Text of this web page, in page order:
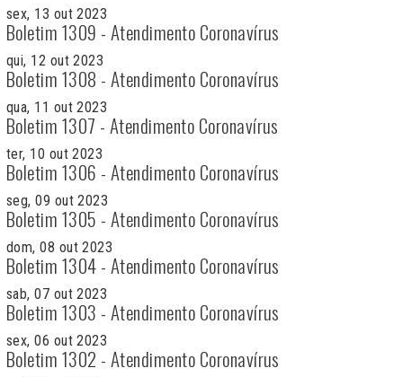
sex, 13 out 2023
Boletim 1309 - Atendimento Coronavírus
qui, 12 out 2023
Boletim 1308 - Atendimento Coronavírus
qua, 11 out 2023
Boletim 1307 - Atendimento Coronavírus
ter, 10 out 2023
Boletim 1306 - Atendimento Coronavírus
seg, 09 out 2023
Boletim 1305 - Atendimento Coronavírus
dom, 08 out 2023
Boletim 1304 - Atendimento Coronavírus
sab, 07 out 2023
Boletim 1303 - Atendimento Coronavírus
sex, 06 out 2023
Boletim 1302 - Atendimento Coronavírus